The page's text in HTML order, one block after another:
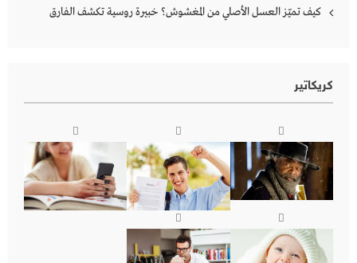
كيف تميّز العسل الأصلي من المغشوش؟ خبيرة روسية تكشف الفارق
كريكاتير